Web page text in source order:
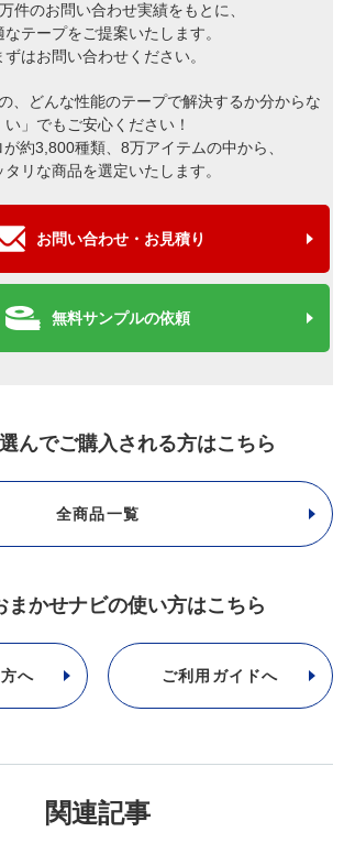
件のお問い合わせ実績をもとに、
なテープをご提案いたします。
ずはお問い合わせください。
、どんな性能のテープで解決するか分からな
い」でもご安心ください！
約3,800種類、8万アイテムの中から、
タリな商品を選定いたします。
お問い合わせ・お見積り
無料サンプルの依頼
んでご購入される方はこちら
全商品一覧
まかせナビの使い方はこちら
へ ご利用ガイドへ
関連記事